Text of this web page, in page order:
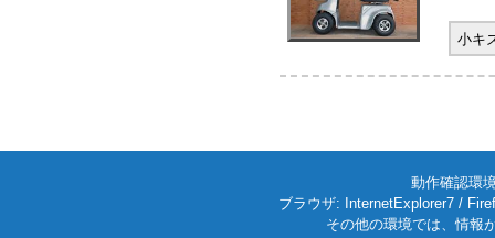
小キ
動作確認環
ブラウザ: InternetExplorer7 /
その他の環境では、情報